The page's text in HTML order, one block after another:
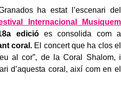
ha estat l’escenari del
Internacional Musiquem
edicióes consolida com a
coral. El concert que ha clos el
al cor”, de la Coral Shalom, i
d’aquesta coral, així com en el